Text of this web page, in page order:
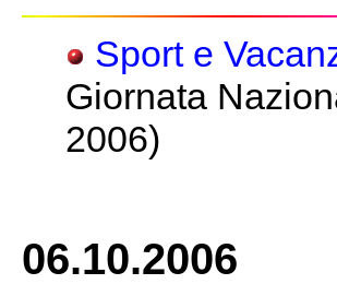
Sport e
Giornata
2006)
06.10.2006